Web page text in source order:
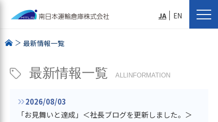
JA EN
最新情報一覧
最新情報一覧 ALLINFORMATION
2026/08/03
「お見舞いと達成」＜社長ブログを更新しました。＞